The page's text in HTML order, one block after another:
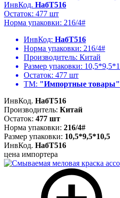
ИнвКод. НабТ516
Остаток: 477 шт
Норма упаковки: 216/4#
ИнвКод: НабТ516
Норма упаковки: 216/4#
Производитель: Китай
Размер упаковки:
Остаток: 477 шт
ТМ: "Импортные
ИнвКод. НабТ516
Производитель: Китай
Остаток: 477 шт
Норма упаковки: 216/4#
Размер упаковки: 10,5*9,5*10,5
ИнвКод. НабТ516
цена импортера